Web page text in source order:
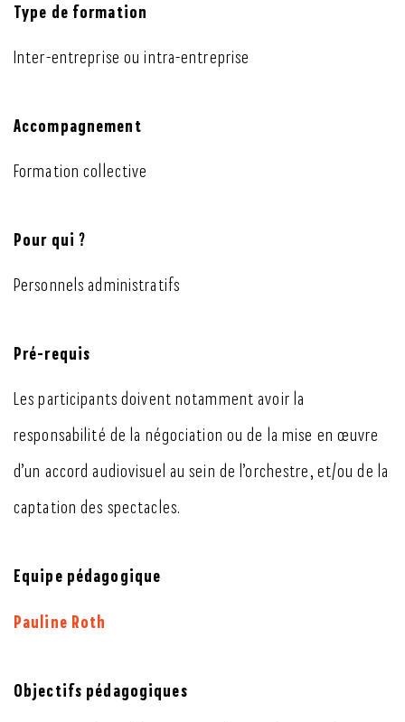
Type de formation
Inter-entreprise ou intra-entreprise
Accompagnement
Formation collective
Pour qui ?
Personnels administratifs
Pré-requis
Les participants doivent notamment avoir la
responsabilité de la négociation ou de la mise en œuvre
d’un accord audiovisuel au sein de l’orchestre, et/ou de la
captation des spectacles.
Equipe pédagogique
Pauline Roth
Objectifs pédagogiques